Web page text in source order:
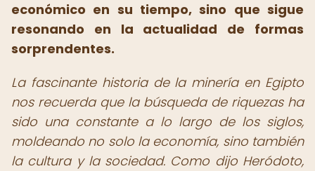
económico en su tiempo, sino que sigue
resonando en la actualidad de formas
sorprendentes.
La fascinante historia de la minería en Egipto
nos recuerda que la búsqueda de riquezas ha
sido una constante a lo largo de los siglos,
moldeando no solo la economía, sino también
la cultura y la sociedad. Como dijo Heródoto,